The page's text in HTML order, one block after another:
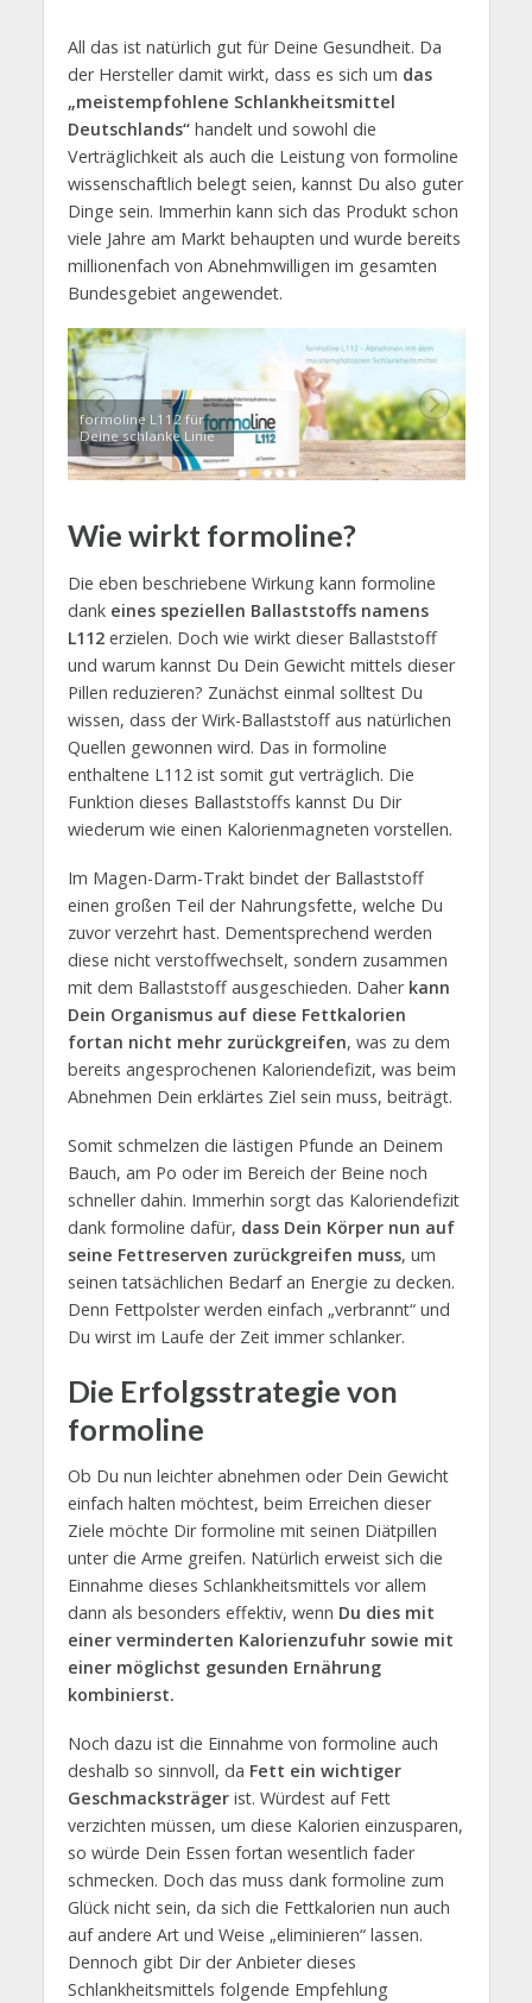
All das ist natürlich gut für Deine Gesundheit. Da
der Hersteller damit wirkt, dass es sich um das
„meistempfohlene Schlankheitsmittel
Deutschlands“handelt und sowohl die
Verträglichkeit als auch die Leistung von formoline
wissenschaftlich belegt seien, kannst Du also guter
Dinge sein. Immerhin kann sich das Produkt schon
viele Jahre am Markt behaupten und wurde bereits
millionenfach von Abnehmwilligen im gesamten
Bundesgebiet angewendet.
formoline L112 für
Deine schlanke Linie
Wie wirkt formoline?
Die eben beschriebene Wirkung kann formoline
dank eines speziellen Ballaststoffs namens
L112erzielen. Doch wie wirkt dieser Ballaststoff
und warum kannst Du Dein Gewicht mittels dieser
Pillen reduzieren? Zunächst einmal solltest Du
wissen, dass der Wirk-Ballaststoff aus natürlichen
Quellen gewonnen wird. Das in formoline
enthaltene L112 ist somit gut verträglich. Die
Funktion dieses Ballaststoffs kannst Du Dir
wiederum wie einen Kalorienmagneten vorstellen.
Im Magen-Darm-Trakt bindet der Ballaststoff
einen großen Teil der Nahrungsfette, welche Du
zuvor verzehrt hast. Dementsprechend werden
diese nicht verstoffwechselt, sondern zusammen
mit dem Ballaststoff ausgeschieden. Daher kann
Dein Organismus auf diese Fettkalorien
fortan nicht mehr zurückgreifen, was zu dem
bereits angesprochenen Kaloriendefizit, was beim
Abnehmen Dein erklärtes Ziel sein muss, beiträgt.
Somit schmelzen die lästigen Pfunde an Deinem
Bauch, am Po oder im Bereich der Beine noch
schneller dahin. Immerhin sorgt das Kaloriendefizit
dank formoline dafür, dass Dein Körper nun auf
seine Fettreserven zurückgreifen muss, um
seinen tatsächlichen Bedarf an Energie zu decken.
Denn Fettpolster werden einfach „verbrannt“ und
Du wirst im Laufe der Zeit immer schlanker.
Die Erfolgsstrategie von
formoline
Ob Du nun leichter abnehmen oder Dein Gewicht
einfach halten möchtest, beim Erreichen dieser
Ziele möchte Dir formoline mit seinen Diätpillen
unter die Arme greifen. Natürlich erweist sich die
Einnahme dieses Schlankheitsmittels vor allem
dann als besonders effektiv, wenn Du dies mit
einer verminderten Kalorienzufuhr sowie mit
einer möglichst gesunden Ernährung
kombinierst.
Noch dazu ist die Einnahme von formoline auch
deshalb so sinnvoll, da Fett ein wichtiger
Geschmacksträgerist. Würdest auf Fett
verzichten müssen, um diese Kalorien einzusparen,
so würde Dein Essen fortan wesentlich fader
schmecken. Doch das muss dank formoline zum
Glück nicht sein, da sich die Fettkalorien nun auch
auf andere Art und Weise „eliminieren“ lassen.
Dennoch gibt Dir der Anbieter dieses
Schlankheitsmittels folgende Empfehlung